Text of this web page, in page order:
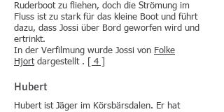
Ruderboot zu fliehen, doch die Strömung im
Fluss ist zu stark für das kleine Boot und führt
dazu, dass Jossi über Bord geworfen wird und
ertrinkt.
In der Verfilmung wurde Jossi von Folke
Hjortdargestellt . [ 4 ]
Hubert
Hubert ist Jäger im Körsbärsdalen. Er hat